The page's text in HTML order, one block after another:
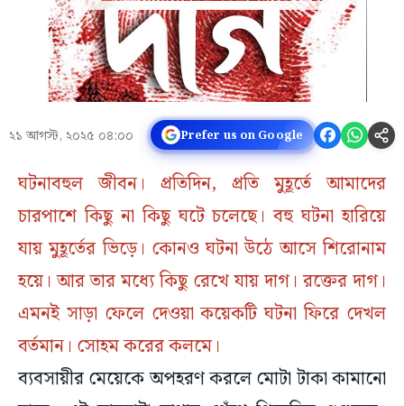
২১ আগস্ট, ২০২৫ ০৪:০০ Prefer us on Google
ঘটনাবহুল জীবন। প্রতিদিন, প্রতি মুহূর্তে আমাদের
চারপাশে কিছু না কিছু ঘটে চলেছে। বহু ঘটনা হারিয়ে
যায় মুহূর্তের ভিড়ে। কোনও ঘটনা উঠে আসে শিরোনাম
হয়ে। আর তার মধ্যে কিছু রেখে যায় দাগ। রক্তের দাগ।
এমনই সাড়া ফেলে দেওয়া কয়েকটি ঘটনা ফিরে দেখল
বর্তমান। সোহম করের কলমে।
ব্যবসায়ীর মেয়েকে অপহরণ করলে মোটা টাকা কামানো